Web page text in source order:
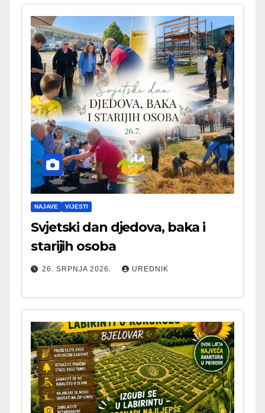
NAJAVE VIJESTI
Svjetski dan djedova, baka i
starijih osoba
26. SRPNJA 2026. UREDNIK